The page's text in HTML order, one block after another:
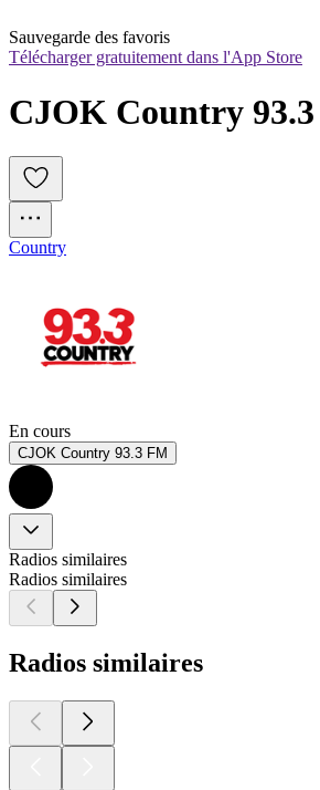
Sauvegarde des favoris
Télécharger gratuitement dans l'App Store
CJOK Country
Country
En cours
CJOK Country 93.3 FM
Radios similaires
Radios similaires
Radios similaires